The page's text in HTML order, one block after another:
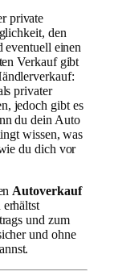
private
den
eventuell einen
Verkauf gibt
privater
jedoch gibt es
du dein Auto
wissen, was
du dich vor
Autoverkauf
und zum
und ohne